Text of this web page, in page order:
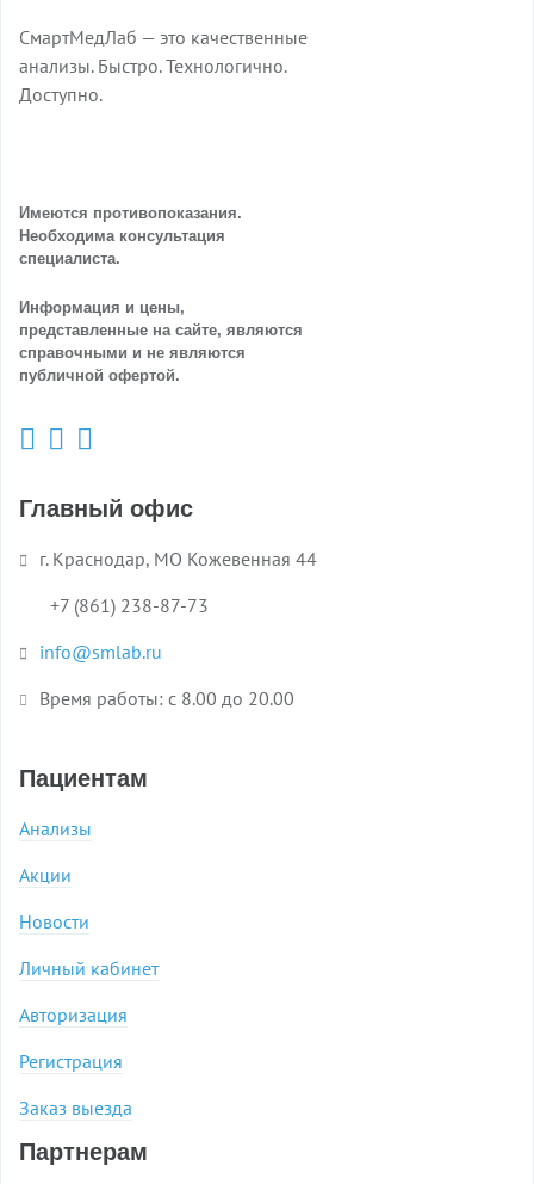
СмартМедЛаб — это качественные
анализы. Быстро. Технологично.
Доступно.
Имеются противопоказания.
Необходима консультация
специалиста.
Информация и цены,
представленные на сайте, являются
справочными и не являются
публичной офертой.
Пациентам
Анализы
Акции
Новости
Личный кабинет
Авторизация
Регистрация
Заказ выезда
Партнерам
Главный офис
г. Краснодар, МО Кожевенная 44
+7 (861) 238-87-73
info@smlab.ru
Время работы: с 8.00 до 20.00